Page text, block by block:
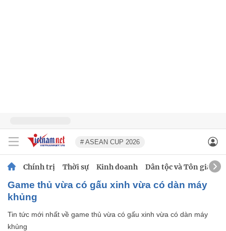
# ASEAN CUP 2026
Chính trị Thời sự Kinh doanh Dân tộc và Tôn giáo
game thủ vừa có gấu xinh vừa có dàn máy
khủng
Tin tức mới nhất về game thủ vừa có gấu xinh vừa có dàn máy
khủng